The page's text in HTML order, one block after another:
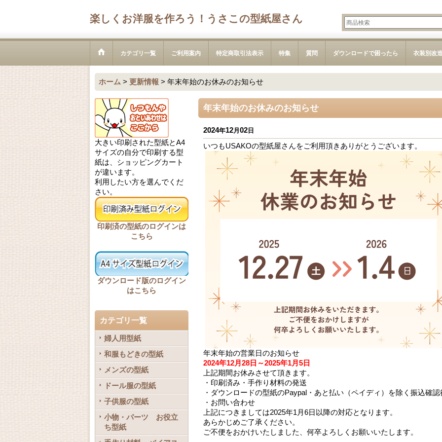
楽しくお洋服を作ろう！うさこの型紙屋さん
カテゴリ一覧 ご利用案内 特定商取引法表示 特集 質問 ダウンロードで困ったら 衣装別改
ホーム > 更新情報 > 年末年始のお休みのお知らせ
大きい印刷された型紙とA4
サイズの自分で印刷する型
紙は、ショッピングカート
が違います。
利用したい方を選んでくだ
さい。
印刷済の型紙のログインは
こちら
ダウンロード版のログイン
はこちら
カテゴリ一覧
婦人用型紙
和服もどきの型紙
メンズの型紙
ドール服の型紙
子供服の型紙
小物・パーツ お役立
ち型紙
年末年始のお休みのお知らせ
2024年12月 02 日
いつもUSAKOの型紙屋さんをご利用頂きありがとうございます。
年末年始の営業日のお知らせ
2024年12月28日～2025年1月5日
上記期間お休みさせて頂きます。
・印刷済み・手作り材料の発送
・ダウンロードの型紙のPaypal ・あと払い（ペイディ）
を除く振込確
・お問い合わせ
上記につきましては2025年1月6日以降の対応となります。
あらかじめご了承ください。
ご不便をおかけいたしました、何卒よろしくお願いいたします。